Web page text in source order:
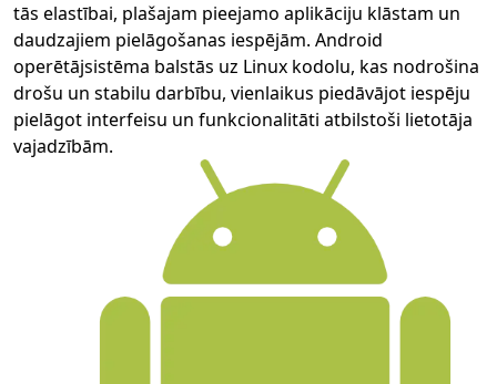
tās elastībai, plašajam pieejamo aplikāciju klāstam un
daudzajiem pielāgošanas iespējām. Android
operētājsistēma balstās uz Linux kodolu, kas nodrošina
drošu un stabilu darbību, vienlaikus piedāvājot iespēju
pielāgot interfeisu un funkcionalitāti atbilstoši lietotāja
vajadzībām.